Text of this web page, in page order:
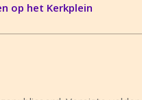
op het Kerkplein